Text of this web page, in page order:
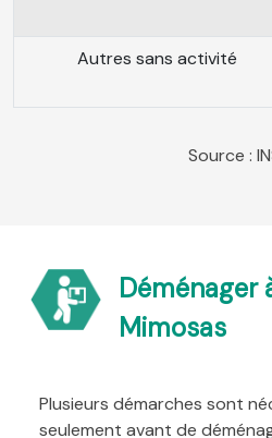
Autres sans activité
Source :
Mimosas
Plusieurs démarches sont
seulement avant de